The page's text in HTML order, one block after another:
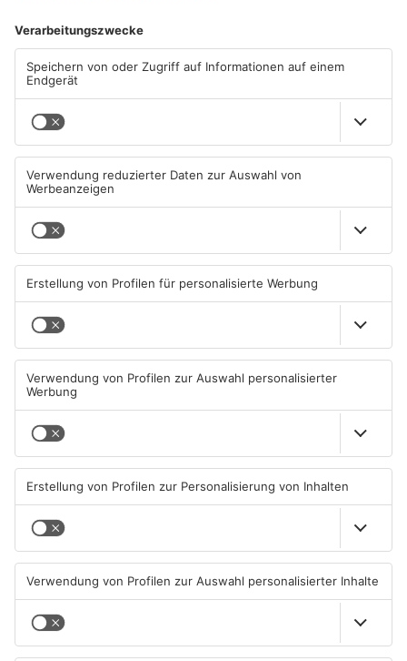
Mehr aus Kreis
Aschaffenburg
Tante Enso übernimmt
einzigen Supermarkt in
Pflaumheim
ASCHAFFENBURG
Großbaustelle auf A3
zwischen Hösbach und
03.08.2026, 15:57 UHR IN KREIS
ASCHAFFENBURG
Wenigumstadt feiert das
Stöffche
01.08.2026, 21:17 UHR IN KREIS
Wegen Trockenheit: Neue
Regeln auf A'burger
31.07.2026, 11:46 UHR IN KREIS